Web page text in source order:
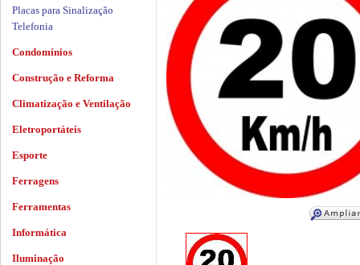
Placas para Sinalização
Telefonia
Condomínios
Construção e Reforma
Climatização e Ventilação
Eletroportáteis
Esporte
Ferragens
Ferramentas
Informática
Iluminação